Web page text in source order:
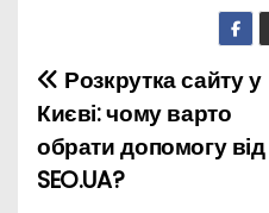
Н
а
в
Розкрутка сайту у
Києві: чому варто
обрати допомогу від
SEO.UA?